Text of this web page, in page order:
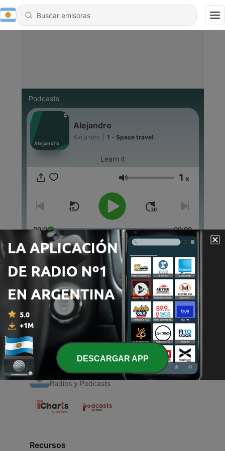
Podcasts
Alejandro
Alejandro 1 - Space travel
Learn it
Volumen 1 x
00:00 00:00
Episodios
1 - Space travel
21 mar. 2018
Radios Argentinas
Radios y Podcasts
Recursos
DESCARGAR APP